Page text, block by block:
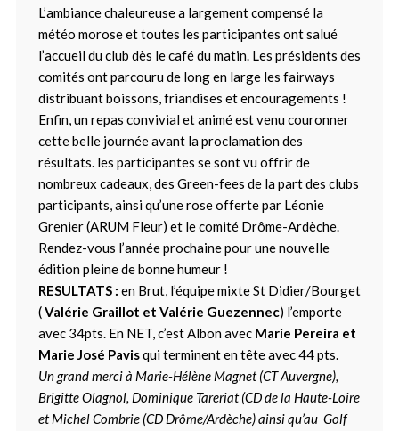
L’ambiance chaleureuse a largement compensé la
météo morose et toutes les participantes ont salué
l’accueil du club dès le café du matin. Les présidents des
comités ont parcouru de long en large les fairways
distribuant boissons, friandises et encouragements !
Enfin, un repas convivial et animé est venu couronner
cette belle journée avant la proclamation des
résultats. les participantes se sont vu offrir de
nombreux cadeaux, des Green-fees de la part des clubs
participants, ainsi qu’une rose offerte par Léonie
Grenier (ARUM Fleur) et le comité Drôme-Ardèche.
Rendez-vous l’année prochaine pour une nouvelle
édition pleine de bonne humeur !
RESULTATS : en Brut, l’équipe mixte St Didier/Bourget
(Valérie Graillot et Valérie Guezennec) l’emporte
avec 34pts. En NET, c’est Albon avec Marie Pereira et
Marie José Pavisqui terminent en tête avec 44 pts.
Un grand merci à Marie-Hélène Magnet (CT Auvergne),
Brigitte Olagnol, Dominique Tareriat (CD de la Haute-Loire
et Michel Combrie (CD Drôme/Ardèche) ainsi qu’au Golf